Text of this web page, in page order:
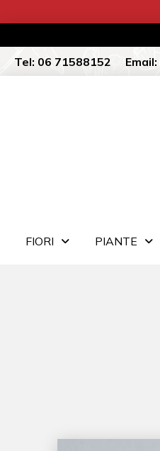
Tel: 06 71588152 Email:
FIORI PIANTE